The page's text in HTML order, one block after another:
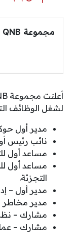
مجموعة QNB
لشغل الوظائف
مدير أول
نائب رئيس
مساعد أول
مساعد أول
التجزئة.
مدير أول –
مدير مخاطر
مشارك – نظم
مشارك –